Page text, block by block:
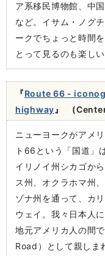
ア系移民博物館、中
など。イサム・ノグ
ークでちょっと時間
とって見るのも楽し
『Route 66 -
highway 』
ニューヨークがアメ
ト66という「国道」
イリノイ州シカゴか
ス州、オクラホマ州
ゾナ州を通って、カ
ウェイ。我々日本人
地元アメリカ人の間
Road）として親しま